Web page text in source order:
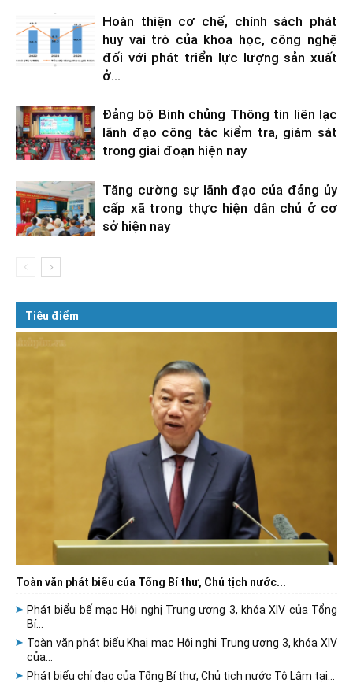
Hoàn thiện cơ chế, chính sách phát
huy vai trò của khoa học, công nghệ
đối với phát triển lực lượng sản xuất
ở...
Đảng bộ Binh chủng Thông tin liên lạc
lãnh đạo công tác kiểm tra, giám sát
trong giai đoạn hiện nay
Tăng cường sự lãnh đạo của đảng ủy
cấp xã trong thực hiện dân chủ ở cơ
sở hiện nay
Tiêu điểm
Toàn văn phát biểu của Tổng Bí thư, Chủ tịch nước...
Phát biểu bế mạc Hội nghị Trung ương 3, khóa XIV của Tổng
Bí...
Toàn văn phát biểu Khai mạc Hội nghị Trung ương 3, khóa XIV
của...
Phát biểu chỉ đạo của Tổng Bí thư, Chủ tịch nước Tô Lâm tại...